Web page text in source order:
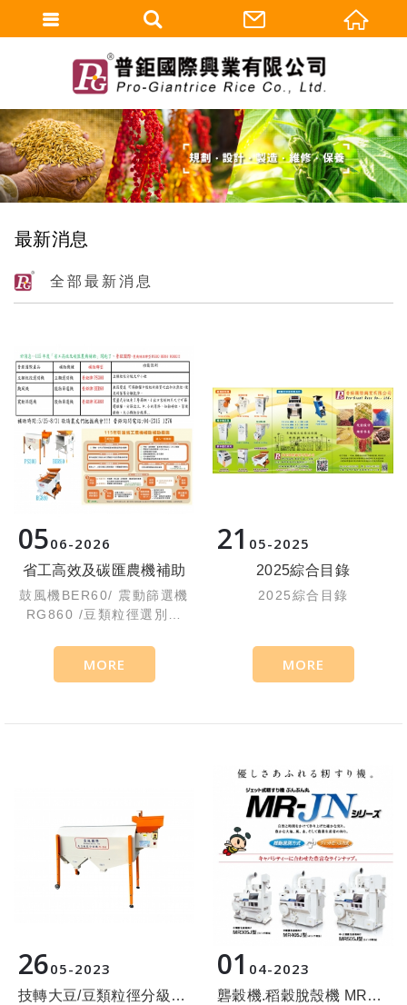
最新消息
全部最新消息
0506 2026
省工高效及碳匯農機補助
鼓風機BER60/ 震動篩選機
RG860 /豆類粒徑選別機
MORE
21 05 2025
2025綜合目錄
2025綜合目錄
MORE
2605 2023
技轉大豆/豆類粒徑分級機 上市~~~~
01 04 2023
礱穀機.稻穀脫殼機 MRJ系列 功能升級 新上市MR-JN